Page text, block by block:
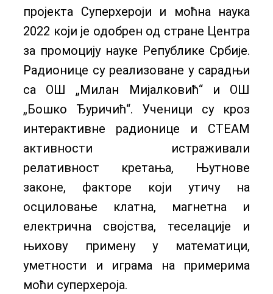
пројекта Суперхероји и моћна наука
2022 који је одобрен од стране Центра
за промоцију науке Републике Србије.
Радионице су реализоване у сарадњи
са ОШ „Милан Мијалковић“ и ОШ
„Бошко Ђуричић“. Ученици су кроз
интерактивне радионице и СТЕАМ
активности истраживали
релативност кретања, Њутнове
законе, факторе који утичу на
осциловање клатна, магнетна и
електрична својства, теселације и
њихову примену у математици,
уметности и играма на примерима
моћи суперхероја.